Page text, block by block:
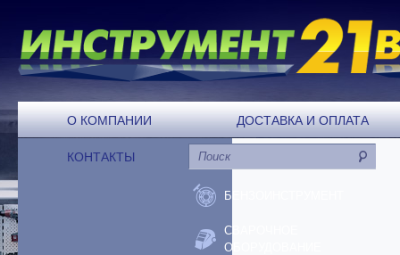
О КОМПАНИИ ДОСТАВКА И ОПЛАТА
КОНТАКТЫ
БЕНЗОИНСТРУМЕНТ
СВАРОЧНОЕ
ОБОРУДОВАНИЕ